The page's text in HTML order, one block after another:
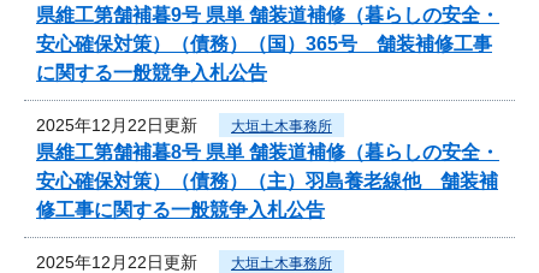
県維工第舗補暮9号 県単 舗装道補修（暮らしの安全・
安心確保対策）（債務）（国）365号 舗装補修工事
に関する一般競争入札公告
2025年12月22日更新 大垣土木事務所
県維工第舗補暮8号 県単 舗装道補修（暮らしの安全・
安心確保対策）（債務）（主）羽島養老線他 舗装補
修工事に関する一般競争入札公告
2025年12月22日更新 大垣土木事務所